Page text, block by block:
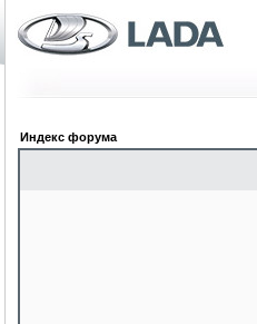
Индекс форума